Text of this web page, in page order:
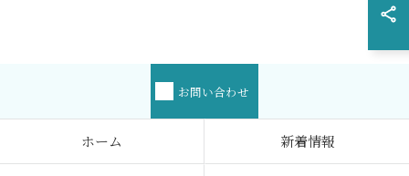
お問い合わせ
ホーム 新着情報